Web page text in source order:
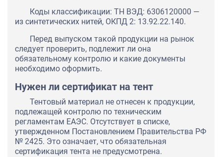
Коды классификации: ТН ВЭД: 6306120000 —
из синтетических нитей, ОКПД 2: 13.92.22.140.
Перед выпуском такой продукции на рынок
следует проверить, подлежит ли она
обязательному контролю и какие документы
необходимо оформить.
Нужен ли сертификат на тент
Тентовый материал не отнесен к продукции,
подлежащей контролю по техническим
регламентам ЕАЭС. Отсутствует в списке,
утвержденном Постановлением Правительства РФ
№ 2425. Это означает, что обязательная
сертификация тента не предусмотрена.